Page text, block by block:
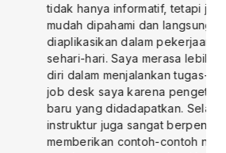
informatif, tetapi juga
dan langsung dapat
dalam pekerjaan saya
Saya merasa lebih percaya
tugas-tugas di
karena pengetahuan
Selain itu,
sangat berpengalaman,
contoh-contoh nyata yang